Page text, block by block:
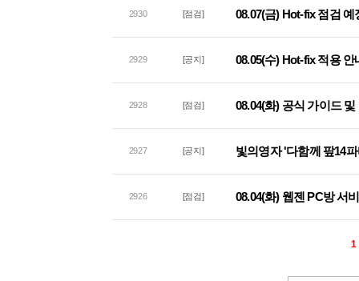
2930 [점검] 08.07(금) Hot-fix 점검 예
2929 [공지] 08.05(수) Hot-fix 적용 안
2928 [점검] 08.04(화) 공식 가이드
2927 [공지] 빛의영자 '다함께 팦14
2926 [점검] 08.04(화) 웹젠 PC방 서
1